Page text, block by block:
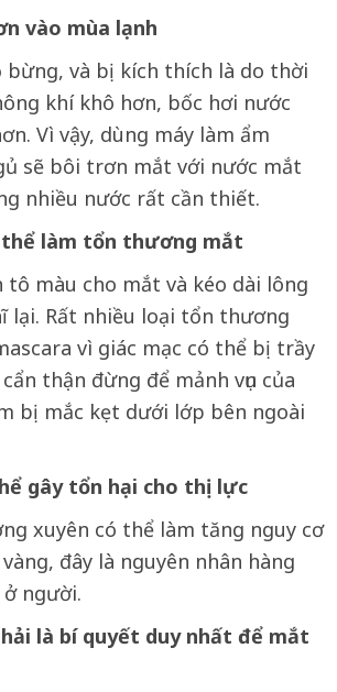
vào mùa lạnh
bừng, và bị kích thích là do thời
khí khô hơn, bốc hơi nước
Vì vậy, dùng máy làm ẩm
sẽ bôi trơn mắt với nước mắt
nhiều nước rất cần thiết.
thể làm tổn thương mắt
tô màu cho mắt và kéo dài lông
lại. Rất nhiều loại tổn thương
vì giác mạc có thể bị trầy
thận đừng để mảnh vụn của
bị mắc kẹt dưới lớp bên ngoài
gây tổn hại cho thị lực
xuyên có thể làm tăng nguy cơ
đây là nguyên nhân hàng
người.
là bí quyết duy nhất để mắt